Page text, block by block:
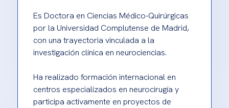
Es Doctora en Ciencias Médico-Quirúrgicas
por la Universidad Complutense de Madrid,
con una trayectoria vinculada a la
investigación clínica en neurociencias.
Ha realizado formación internacional en
centros especializados en neurocirugía y
participa activamente en proyectos de